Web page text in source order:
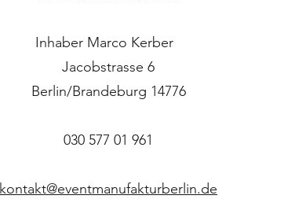
Inhaber Marco Kerber
Jacobstrasse 6
Berlin/Brandeburg 14776
030 577 01 961
kontakt@eventmanufakturberlin.de